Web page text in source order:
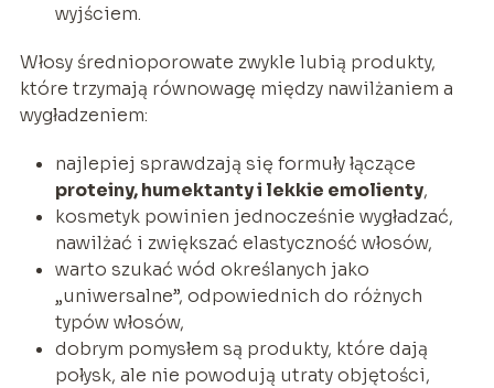
wyjściem.
Włosy średnioporowate zwykle lubią produkty,
które trzymają równowagę między nawilżaniem a
wygładzeniem:
najlepiej sprawdzają się formuły łączące
proteiny, humektanty i lekkie emolienty,
kosmetyk powinien jednocześnie wygładzać,
nawilżać i zwiększać elastyczność włosów,
warto szukać wód określanych jako
„uniwersalne”, odpowiednich do różnych
typów włosów,
dobrym pomysłem są produkty, które dają
połysk, ale nie powodują utraty objętości,